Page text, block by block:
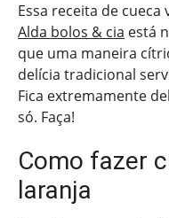
Essa receita de
Alda bolos & cia está
que uma maneira
delícia tradicional
Fica extremamente
só. Faça!
Como fazer
laranja